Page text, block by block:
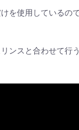
を使用しているの
ンスと合わせて行